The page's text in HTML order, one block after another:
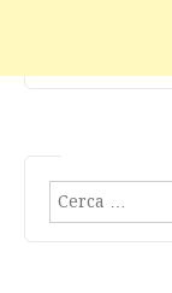
Ricerca
per: